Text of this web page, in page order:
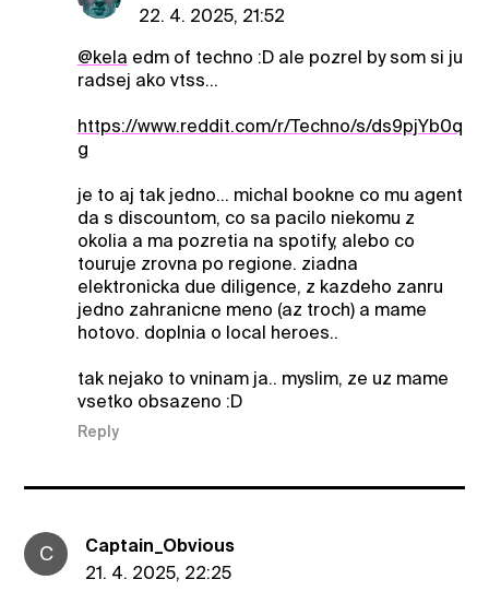
22. 4. 2025, 21:52
@kela edm of techno :D ale pozrel by som si ju
radsej ako vtss…
https://www.reddit.com/r/Techno/s/ds9pjYb0q
g
je to aj tak jedno… michal bookne co mu agent
da s discountom, co sa pacilo niekomu z
okolia a ma pozretia na spotify, alebo co
touruje zrovna po regione. ziadna
elektronicka due diligence, z kazdeho zanru
jedno zahranicne meno (az troch) a mame
hotovo. doplnia o local heroes..
tak nejako to vninam ja.. myslim, ze uz mame
vsetko obsazeno :D
Reply
C
Captain_Obvious
21. 4. 2025, 22:25